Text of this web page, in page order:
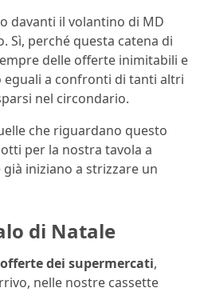
davanti il volantino di MD
Sì, perché questa catena di
delle offerte inimitabili e
eguali a confronti di tanti altri
nel circondario.
che riguardano questo
per la nostra tavola a
iniziano a strizzare un
di Natale
dei supermercati,
nelle nostre cassette